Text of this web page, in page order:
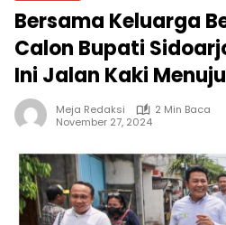
Bersama Keluarga
Calon Bupati
Ini Jalan Kaki Menuju
Meja Redaksi
2 Min Baca
November 27, 2024